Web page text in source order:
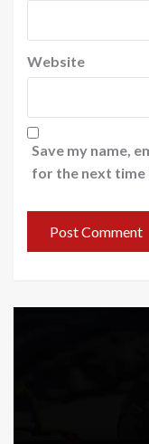
Website
Save my name,
for the next time